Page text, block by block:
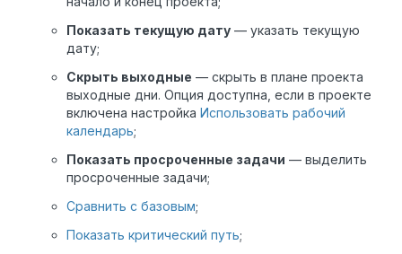
Показать текущую дату — указать текущую
дату;
Скрыть выходные — скрыть в плане проекта
выходные дни. Опция доступна, если в проекте
включена настройка Использовать рабочий
календарь;
Показать просроченные задачи — выделить
просроченные задачи;
Сравнить с базовым;
Показать критический путь;